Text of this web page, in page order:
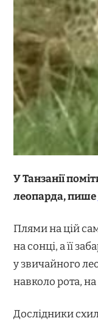
У Танзанії
леопарда, пише
Плями на цій
на сонці, а її
у звичайного
навколо рота, на
Дослідники